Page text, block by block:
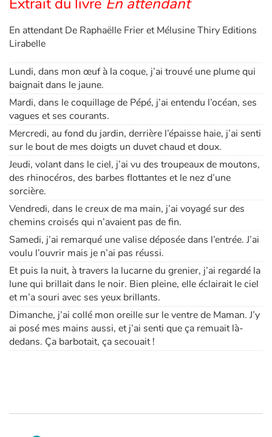
En attendant De Raphaëlle Frier et Mélusine Thiry Editions
Lirabelle
Lundi, dans mon œuf à la coque, j’ai trouvé une plume qui
baignait dans le jaune.
Mardi, dans le coquillage de Pépé, j’ai entendu l’océan, ses
vagues et ses courants.
Mercredi, au fond du jardin, derrière l’épaisse haie, j’ai senti
sur le bout de mes doigts un duvet chaud et doux.
Jeudi, volant dans le ciel, j’ai vu des troupeaux de moutons,
des rhinocéros, des barbes flottantes et le nez d’une
sorcière.
Vendredi, dans le creux de ma main, j’ai voyagé sur des
chemins croisés qui n’avaient pas de fin.
Samedi, j’ai remarqué une valise déposée dans l’entrée. J’ai
voulu l’ouvrir mais je n’ai pas réussi.
Et puis la nuit, à travers la lucarne du grenier, j’ai regardé la
lune qui brillait dans le noir. Bien pleine, elle éclairait le ciel
et m’a souri avec ses yeux brillants.
Dimanche, j’ai collé mon oreille sur le ventre de Maman. J’y
ai posé mes mains aussi, et j’ai senti que ça remuait là-
dedans. Ça barbotait, ça secouait !